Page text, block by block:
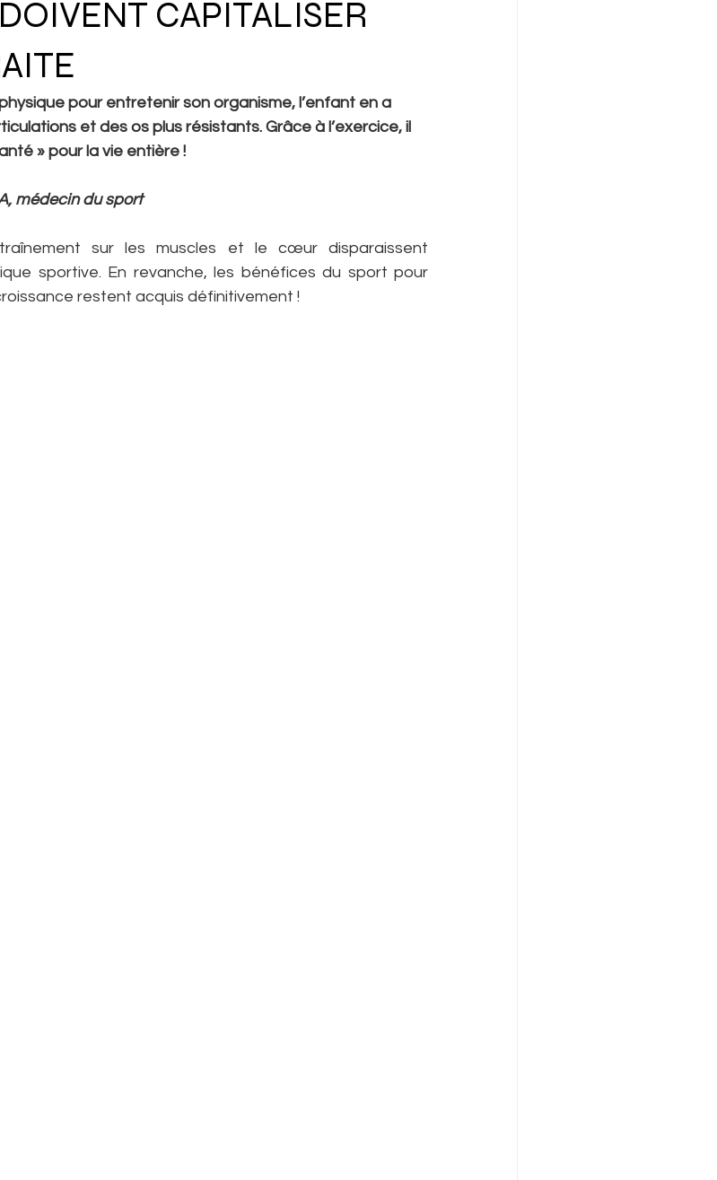
CAPITALISER
pour entretenir son organisme, l’enfant en a
et des os plus résistants. Grâce à l’exercice, il
» pour la vie entière !
médecin du sport
sur les muscles et le cœur disparaissent
sportive. En revanche, les bénéfices du sport pour
restent acquis définitivement !